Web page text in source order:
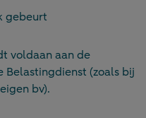
gebeurt
voldaan aan de
(zoals bij
bv).